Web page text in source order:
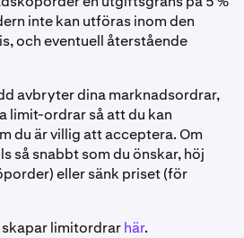
inte kan utföras inom den
och eventuell återstående
avbryter dina marknadsordrar,
limit-ordrar så att du kan
du är villig att acceptera. Om
så snabbt som du önskar, höj
eller sänk priset (för
skapar limitordrarhär.